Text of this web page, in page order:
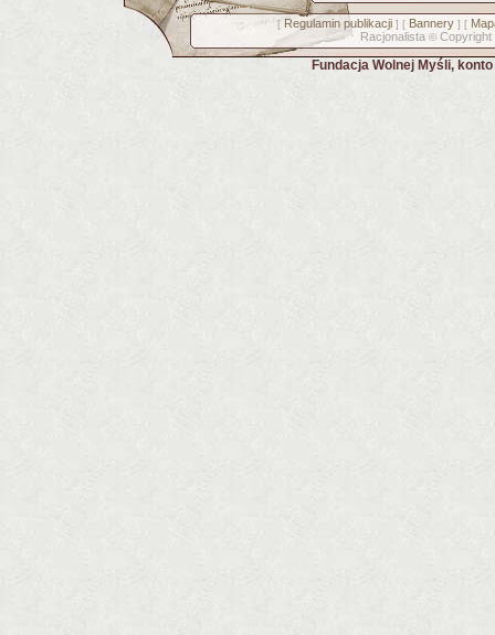
[ Regulamin publikacji] [ Bannery] [
Racjonalista © Copyright
Fundacja Wolnej Myśli,